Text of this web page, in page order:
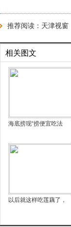
推荐阅读： 天津视窗
相关图文
海底捞现“捞便宜吃法
以后就这样吃莲藕了，